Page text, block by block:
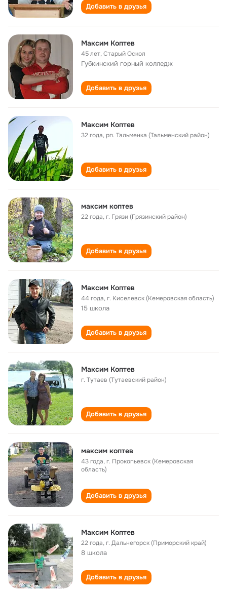
Добавить в друзья
Максим Коптев
45 лет,Старый Оскол
Губкинский горный колледж
Добавить в друзья
Максим Коптев
32 года,рп. Тальменка (Тальменский район)
Добавить в друзья
максим коптев
22 года,г. Грязи (Грязинский район)
Добавить в друзья
Максим Коптев
44 года,г. Киселевск (Кемеровская область)
15 школа
Добавить в друзья
Максим Коптев
г. Тутаев (Тутаевский район)
Добавить в друзья
максим коптев
43 года,г. Прокопьевск (Кемеровская
область)
Добавить в друзья
Максим Коптев
22 года,г. Дальнегорск (Приморский край)
8 школа
Добавить в друзья